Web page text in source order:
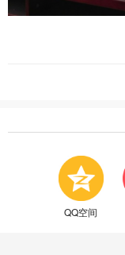
QQ空间